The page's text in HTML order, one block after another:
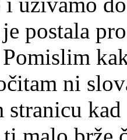
postala
ni
stranicu